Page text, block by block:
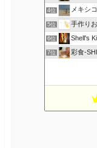
4位 メキシ
5位 手作り
6位 Shell's
7位 彩食-
NOB
アメ